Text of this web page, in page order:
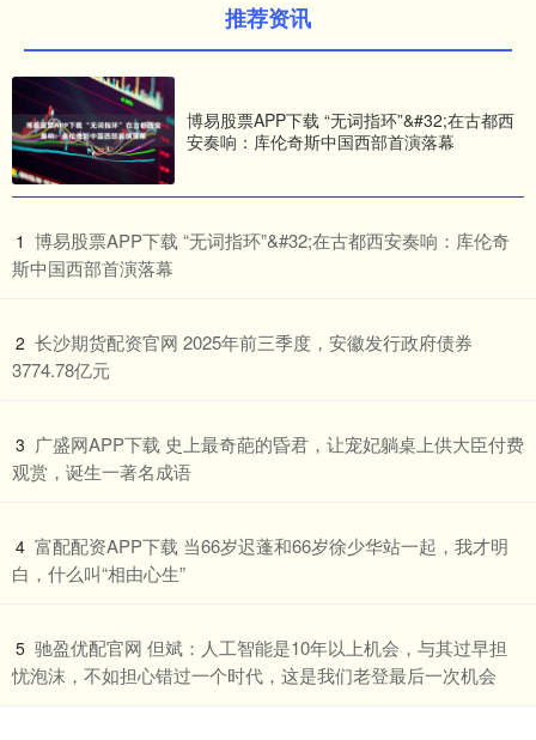
推荐资讯
博易股票APP下载 “无词指环”&#32;在古都西
安奏响：库伦奇斯中国西部首演落幕
1 ​博易股票APP下载 “无词指环”&#32;在古都西安奏响：库伦奇
斯中国西部首演落幕
2 ​长沙期货配资官网 2025年前三季度，安徽发行政府债券
3774.78亿元
3 ​广盛网APP下载 史上最奇葩的昏君，让宠妃躺桌上供大臣付费
观赏，诞生一著名成语
4 ​富配配资APP下载 当66岁迟蓬和66岁徐少华站一起，我才明
白，什么叫“相由心生”
5 ​驰盈优配官网 但斌：人工智能是10年以上机会，与其过早担
忧泡沫，不如担心错过一个时代，这是我们老登最后一次机会